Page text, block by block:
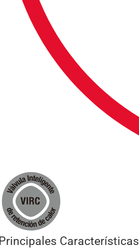
Principales Características